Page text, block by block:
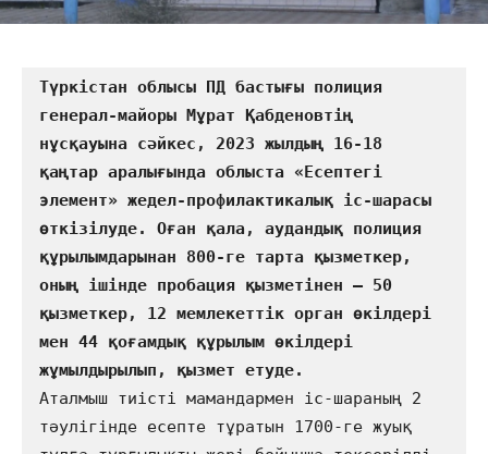
Түркістан облысы ПД бастығы полиция
генерал-майоры Мұрат Қабденовтің
нұсқауына сәйкес, 2023 жылдың 16-18
қаңтар аралығында облыста «Есептегі
элемент» жедел-профилактикалық іс-шарасы
өткізілуде. Оған қала, аудандық полиция
құрылымдарынан 800-ге тарта қызметкер,
оның ішінде пробация қызметінен – 50
қызметкер, 12 мемлекеттік орган өкілдері
мен 44 қоғамдық құрылым өкілдері
Аталмыш тиісті мамандармен іс-шараның 2
тәулігінде есепте тұратын 1700-ге жуық